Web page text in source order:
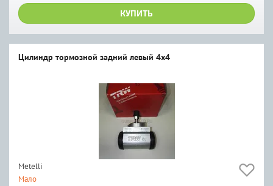
КУПИТЬ
Цилиндр тормозной задний левый 4x4
Metelli
Мало